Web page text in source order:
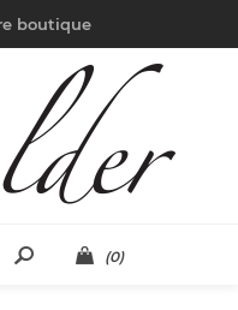
boutique
(0)